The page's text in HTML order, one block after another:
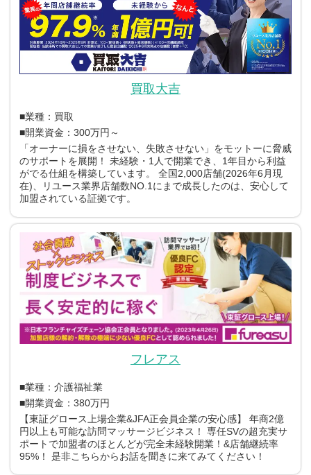
買取大吉
■業種：買取
■開業資金：300万円～
「オーナーに損をさせない、失敗させない」をモットーに脅威
のサポートを展開！
未経験・1人で開業でき、1年目から利益
がでる仕組を構築しています。
全国2,000店舗(2026年6月現
在)、リユース業界店舗数NO.1にまで成長したのは、安心して
加盟されている証拠です。
フレアス
■業種：介護福祉業
■開業資金：380万円
【東証グロース上場企業&JFA正会員企業の安心感】
年商2億
円以上も可能な訪問マッサージビジネス！
専任SVの超充実サ
ポートで加盟者のほとんどが完全未経験開業！&店舗継続率
95%！
是非こちらからお話を聞きに来てみてください！